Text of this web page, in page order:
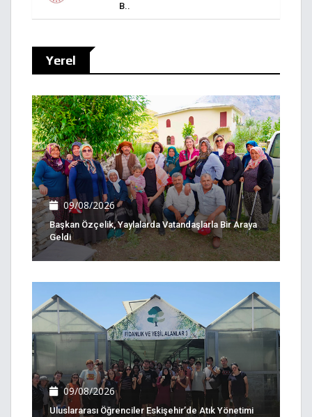
B..
Yerel
09/08/2026
Başkan Özçelik, Yaylalarda Vatandaşlarla Bir Araya
Geldi
09/08/2026
Uluslararası Öğrenciler Eskişehir’de Atık Yönetimi